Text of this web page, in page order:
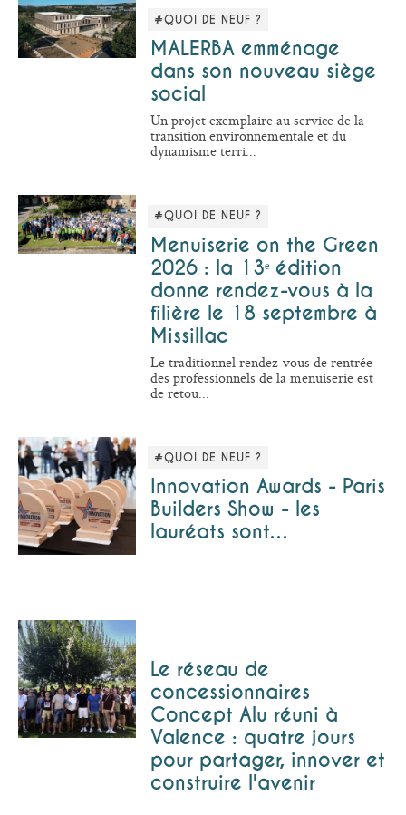
#QUOI DE NEUF ?
MALERBA emménage
dans son nouveau siège
social
Un projet exemplaire au service de la
transition environnementale et du
dynamisme terri...
#QUOI DE NEUF ?
Menuiserie on the Green
2026 : la 13ᵉ édition
donne rendez-vous à la
filière le 18 septembre à
Missillac
Le traditionnel rendez-vous de rentrée
des professionnels de la menuiserie est
de retou...
#QUOI DE NEUF ?
Innovation Awards - Paris
Builders Show - les
lauréats sont…
Le réseau de
concessionnaires
Concept Alu réuni à
Valence : quatre jours
pour partager, innover et
construire l'avenir